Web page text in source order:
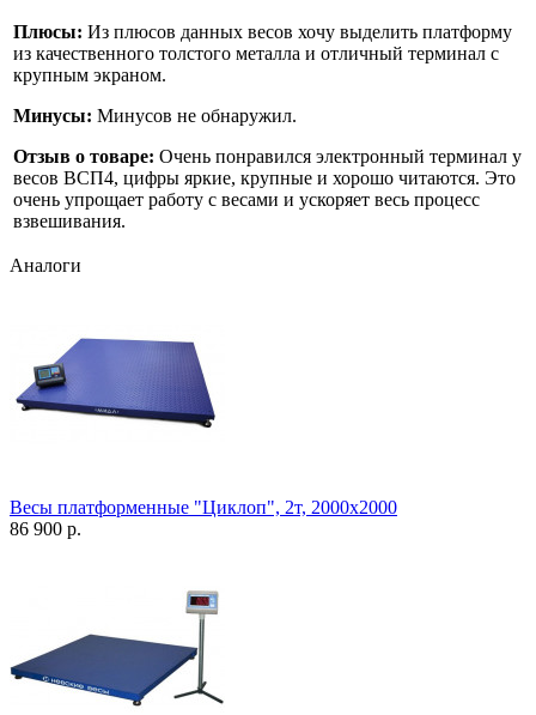
Плюсы: Из плюсов данных весов хочу выделить платформу
из качественного толстого металла и отличный терминал с
крупным экраном.
Минусы: Минусов не обнаружил.
Отзыв о товаре: Очень понравился электронный терминал у
весов ВСП4, цифры яркие, крупные и хорошо читаются. Это
очень упрощает работу с весами и ускоряет весь процесс
взвешивания.
Аналоги
Весы платформенные "Циклоп", 2т, 2000х2000
86 900 р.